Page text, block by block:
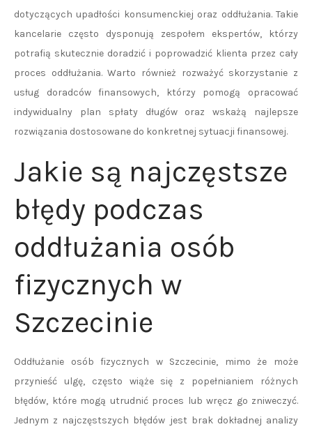
dotyczących upadłości konsumenckiej oraz oddłużania. Takie
kancelarie często dysponują zespołem ekspertów, którzy
potrafią skutecznie doradzić i poprowadzić klienta przez cały
proces oddłużania. Warto również rozważyć skorzystanie z
usług doradców finansowych, którzy pomogą opracować
indywidualny plan spłaty długów oraz wskażą najlepsze
rozwiązania dostosowane do konkretnej sytuacji finansowej.
Jakie są najczęstsze
błędy podczas
oddłużania osób
fizycznych w
Szczecinie
Oddłużanie osób fizycznych w Szczecinie, mimo że może
przynieść ulgę, często wiąże się z popełnianiem różnych
błędów, które mogą utrudnić proces lub wręcz go zniweczyć.
Jednym z najczęstszych błędów jest brak dokładnej analizy